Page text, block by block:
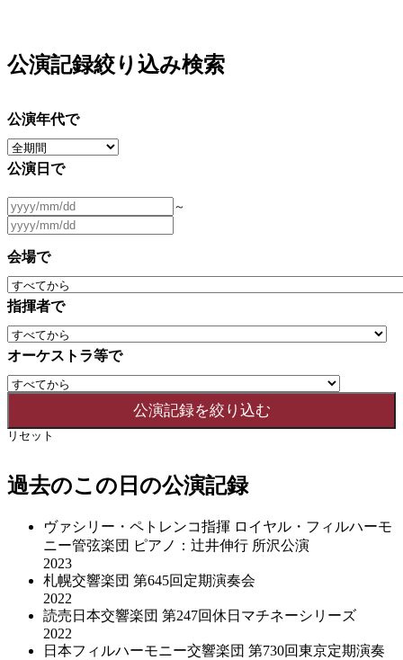
公演記録絞り込み検索
公演年代で
公演日で
～
会場で
指揮者で
オーケストラ等で
リセット
過去のこの日の公演記録
ヴァシリー・ペトレンコ指揮 ロイヤル・フィルハーモ
ニー管弦楽団 ピアノ：辻井伸行 所沢公演
2023
札幌交響楽団 第645回定期演奏会
2022
読売日本交響楽団 第247回休日マチネーシリーズ
2022
日本フィルハーモニー交響楽団 第730回東京定期演奏